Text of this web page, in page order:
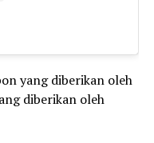
yang diberikan oleh
diberikan oleh